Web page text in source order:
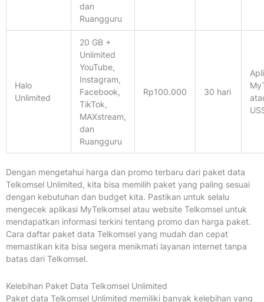
dan
Ruangguru
Halo
Unlimited
20 GB +
Unlimited
YouTube,
Instagram,
Facebook,
TikTok,
MAXstream,
dan
Ruangguru
Rp100.000 30 hari
Dengan mengetahui harga dan promo terbaru dari paket data
Telkomsel Unlimited, kita bisa memilih paket yang paling sesuai
dengan kebutuhan dan budget kita. Pastikan untuk selalu
mengecek aplikasi MyTelkomsel atau website Telkomsel untuk
mendapatkan informasi terkini tentang promo dan harga paket.
Cara daftar paket data Telkomsel yang mudah dan cepat
memastikan kita bisa segera menikmati layanan internet tanpa
batas dari Telkomsel.
Kelebihan Paket Data Telkomsel Unlimited
Paket data Telkomsel Unlimited memiliki banyak kelebihan yang